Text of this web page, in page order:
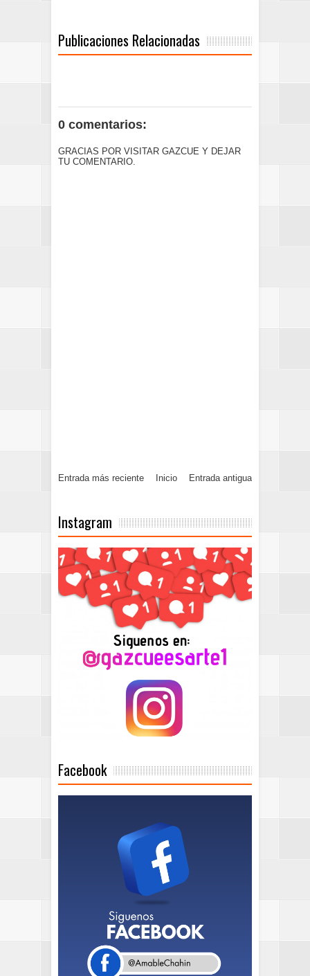
Publicaciones Relacionadas
0 comentarios:
GRACIAS POR VISITAR GAZCUE Y DEJAR
TU COMENTARIO.
Entrada más reciente Entrada antigua
Inicio
Instagram
Facebook